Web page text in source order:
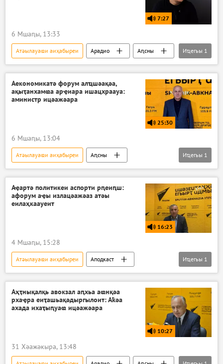
7:27
6 Мшаԥы, 13:33
Атәылауаҩи аиҳабыреи Арадио
Аԥсны
Аподкаст
Иҵегьы 1
Аекономикатә форум алҵшәақәа,
ақыҭанхамҩа арҿиара ишацхраауа:
аминистр ицәажәара
25:30
6 Мшаԥы, 13:04
Атәылауаҩи аиҳабыреи
Аԥсны
Аподкаст
Арадио
Иҵегьы 1
Аҿартә политикеи аспорти рԥеиԥш:
афорум аҿы излацәажәаз атәы
еилаҳкаауеит
16:23
4 Мшаԥы, 15:28
Атәылауаҩи аиҳабыреи
Аподкаст
Арадио
Иҵегьы 1
Аҳҭнықалқь авокзал аԥхьа аҩнқәа
рхаҿра еиҭашьақәдыргылоит: Аҟәа
ахада ихаҭыԥуаҩ ицәажәара
10:27
31 Хәажәкыра, 13:48